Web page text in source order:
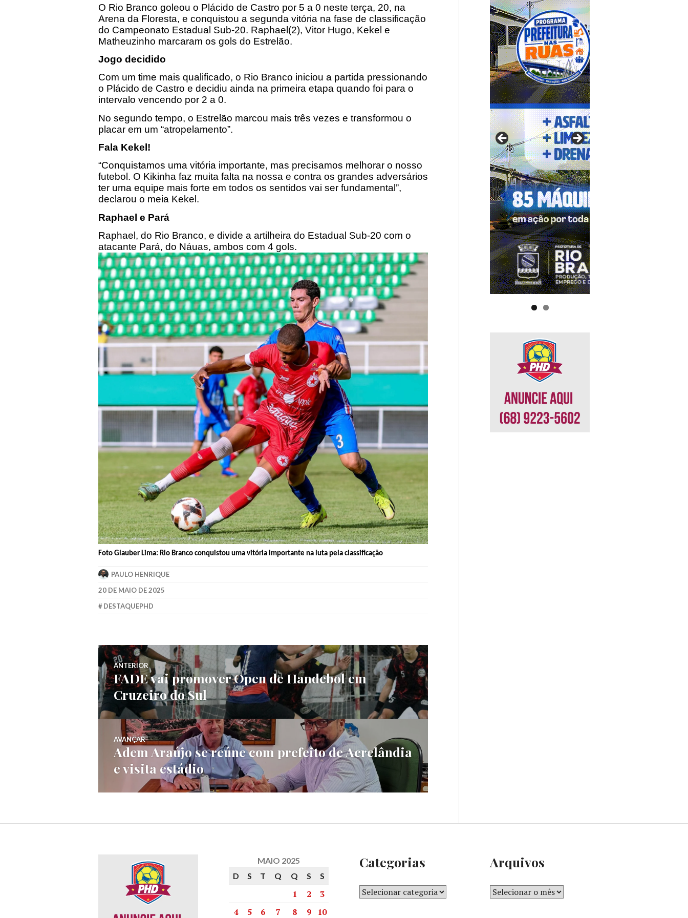
O Rio Branco goleou o Plácido de Castro por 5 a 0 neste terça, 20, na
Arena da Floresta, e conquistou a segunda vitória na fase de classificação
do Campeonato Estadual Sub-20. Raphael(2), Vitor Hugo, Kekel e
Matheuzinho marcaram os gols do Estrelão.
Jogo decidido
Com um time mais qualificado, o Rio Branco iniciou a partida pressionando
o Plácido de Castro e decidiu ainda na primeira etapa quando foi para o
intervalo vencendo por 2 a 0.
No segundo tempo, o Estrelão marcou mais três vezes e transformou o
placar em um “atropelamento”.
Fala Kekel!
“Conquistamos uma vitória importante, mas precisamos melhorar o nosso
futebol. O Kikinha faz muita falta na nossa e contra os grandes adversários
ter uma equipe mais forte em todos os sentidos vai ser fundamental”,
declarou o meia Kekel.
Raphael e Pará
Raphael, do Rio Branco, e divide a artilheira do Estadual Sub-20 com o
atacante Pará, do Náuas, ambos com 4 gols.
Foto Glauber Lima: Rio Branco conquistou uma vitória importante na luta pela classificação
PAULO HENRIQUE
20 DE MAIO DE 2025
DESTAQUEPHD
ANTERIOR
FADE vai promover Open de Handebol em
Cruzeiro do Sul
AVANÇAR
Adem Araújo se reúne com prefeito de Acrelândia
e visita estádio
MAIO 2025
D
S T Q Q S S
1 2
3
4
5 6 7 8 9 10
Categorias Arquivos